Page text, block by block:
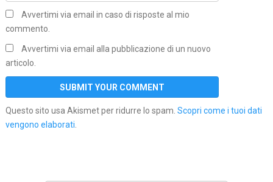
Avvertimi via email in caso di risposte al mio
commento.
Avvertimi via email alla pubblicazione di un nuovo
articolo.
Questo sito usa Akismet per ridurre lo spam. Scopri come i tuoi dati
vengono elaborati.